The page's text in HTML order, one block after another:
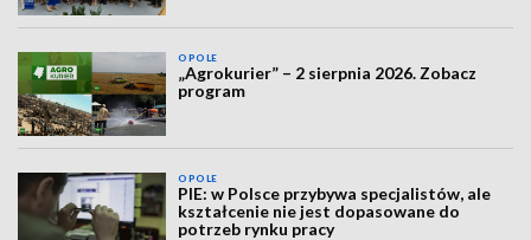
OPOLE
„Agrokurier” – 2 sierpnia 2026. Zobacz
program
OPOLE
PIE: w Polsce przybywa specjalistów, ale
kształcenie nie jest dopasowane do
potrzeb rynku pracy